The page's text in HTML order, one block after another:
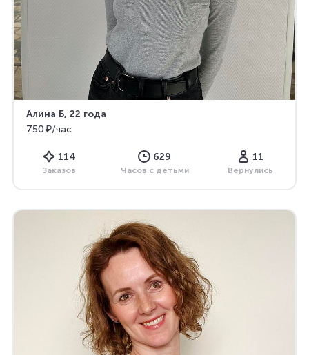
Алина Б, 22 года
750 ₽/час
114
Заказов
629
Часов с детьми
11
Вернулись